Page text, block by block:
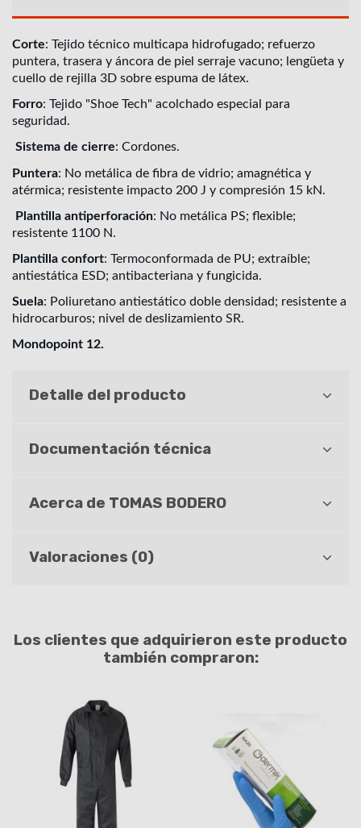
Corte: Tejido técnico multicapa hidrofugado; refuerzo
puntera, trasera y áncora de piel serraje vacuno; lengüeta y
cuello de rejilla 3D sobre espuma de látex.
Forro: Tejido "Shoe Tech" acolchado especial para
seguridad.
Sistema de cierre: Cordones.
Puntera: No metálica de fibra de vidrio; amagnética y
atérmica; resistente impacto 200 J y compresión 15 kN.
Plantilla antiperforación: No metálica PS; flexible;
resistente 1100 N.
Plantilla confort: Termoconformada de PU; extraíble;
antiestática ESD; antibacteriana y fungicida.
Suela: Poliuretano antiestático doble densidad; resistente a
hidrocarburos; nivel de deslizamiento SR.
Mondopoint 12.
Detalle del producto
Documentación técnica
Acerca de TOMAS BODERO
Valoraciones (0)
Los clientes que adquirieron este producto
también compraron: